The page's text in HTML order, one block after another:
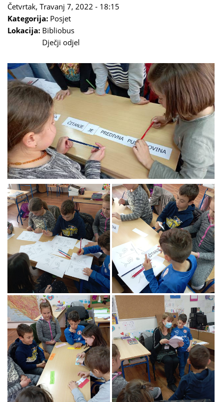
Četvrtak, Travanj 7, 2022 - 18:15
Kategorija: Posjet
Lokacija: Bibliobus
Dječji odjel